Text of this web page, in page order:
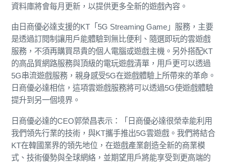
資料庫將會每月更新，以提供更多全新的遊戲內容。
由日商優必達支援的KT「5G Streaming Game」服務，主要
是透過訂閱制讓用戶能體驗到無比便利、隨選即玩的雲遊戲
服務，不須再購買昂貴的個人電腦或遊戲主機。另外搭配KT
的高品質網路服務與頂級的電玩遊戲清單，用戶更可以透過
5G串流遊戲服務，親身感受5G在遊戲體驗上所帶來的革命。
日商優必達相信，這項雲遊戲服務將可以透過5G使遊戲體驗
提升到另一個境界。
日商優必達的CEO郭榮昌表示：「日商優必達很榮幸能利用
我們領先行業的技術，與KT攜手推出5G雲遊戲。我們將結合
KT在韓國業界的領先地位，在遊戲產業創造全新的商業模
式、技術優勢與全球網絡，並期望用戶將能享受到更高端的